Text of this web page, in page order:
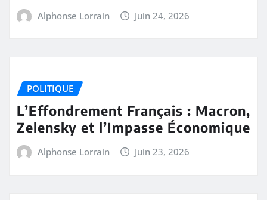
Alphonse Lorrain Juin 24, 2026
POLITIQUE
L’Effondrement Français : Macron,
Zelensky et l’Impasse Économique
Alphonse Lorrain Juin 23, 2026